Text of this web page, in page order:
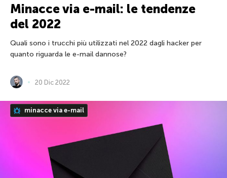
Minacce via e-mail: le tendenze
del 2022
Quali sono i trucchi più utilizzati nel 2022 dagli hacker per
quanto riguarda le e-mail dannose?
20 Dic 2022
minacce via e-mail